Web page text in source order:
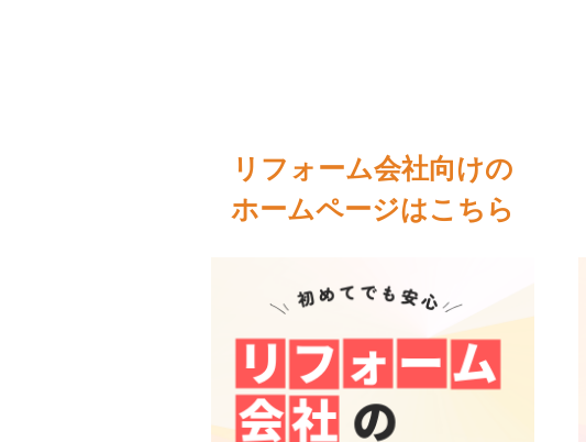
リフォーム会社向けの
ホームページはこちら